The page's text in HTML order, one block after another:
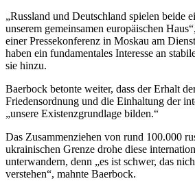
„Russland und Deutschland spielen beide
unserem gemeinsamen europäischen
einer Pressekonferenz in Moskau am
haben ein fundamentales Interesse an
sie hinzu.
Baerbock betonte weiter, dass der Erhalt
Friedensordnung und die Einhaltung der
„unsere Existenzgrundlage bilden.“
Das Zusammenziehen von rund 100.000
ukrainischen Grenze drohe diese
unterwandern, denn „es ist schwer, das
verstehen“, mahnte Baerbock.